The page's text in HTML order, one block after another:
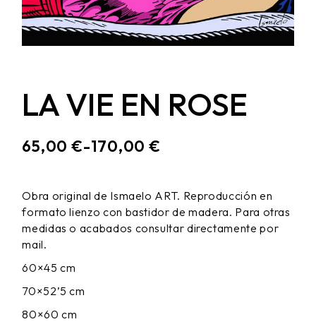
LA VIE EN ROSE
65,00 €-170,00 €
RANGO
DESDE
65,00 €
HASTA
170,00 €
Obra original de Ismaelo ART. Reproducción en
formato lienzo con bastidor de madera. Para otras
medidas o acabados consultar directamente por
mail.
60×45 cm
70×52’5 cm
80×60 cm